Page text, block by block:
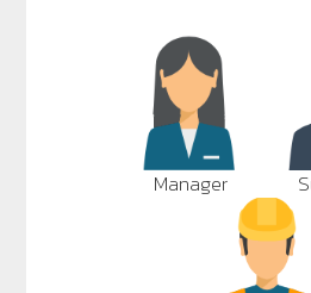
Manager